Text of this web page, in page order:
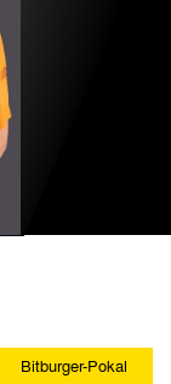
Bitburger-Pokal